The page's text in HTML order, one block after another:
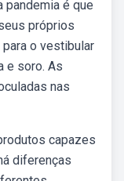
pandemia é que
próprios
o vestibular
e soro. As
nas
capazes
diferenças